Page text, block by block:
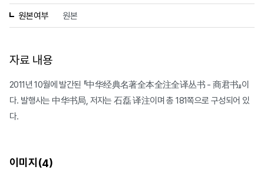
원본여부 원본
자료 내용
2011년 10월에 발간된 『中华经典名著全本全注全译丛书 - 商君书』이
다. 발행사는 中华书局, 저자는 石磊 译注이며 총 181쪽으로 구성되어 있
다.
이미지(4)